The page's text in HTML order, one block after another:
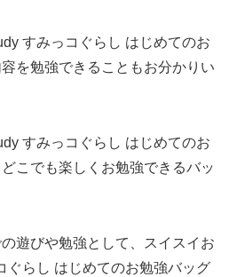
すみっコぐらし はじめてのお
を勉強できることもお分かりい
すみっコぐらし はじめてのお
こでも楽しくお勉強できるバッ
遊びや勉強として、スイスイお
ぐらし はじめてのお勉強バッグ